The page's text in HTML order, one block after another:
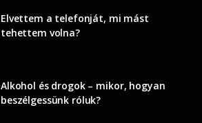
Elvettem a telefonját, mi mást
tehettem volna?
Alkohol és drogok – mikor, hogyan
beszélgessünk róluk?